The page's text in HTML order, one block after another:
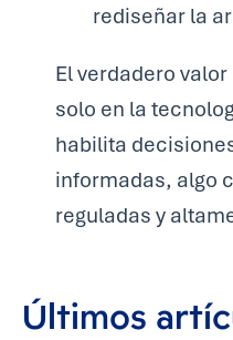
rediseñar la
El verdadero
solo en la
habilita
informadas, algo
reguladas y
Últimos